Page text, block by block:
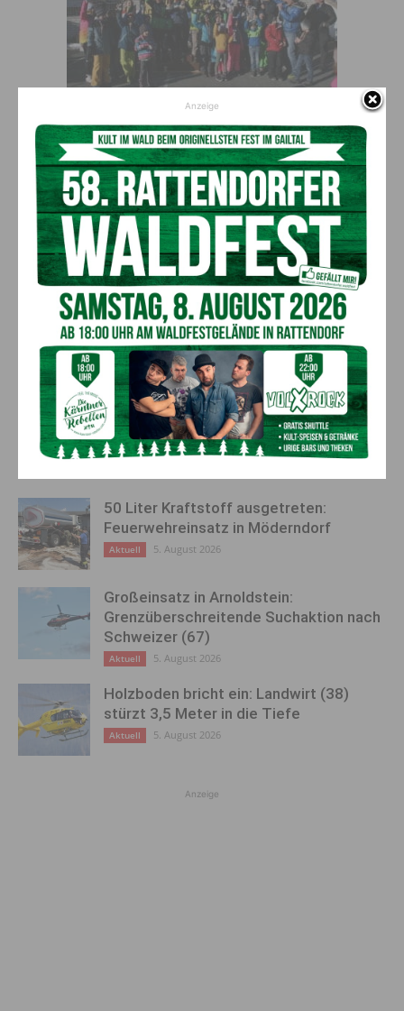
Gruppenfoto Kinder- und Schüler
Danke
Ein besonderer Dank gilt den vielen Preisspender, die für die
Podestplätze und die darauffolgende Verlosung viele Pokal-,
Sach- und Gutscheinspenden zur Verfügung gestellt haben.
Vorheriger Artikel
MELDUNGEN vom AMS
Hermagor ZUR
ARBEITSLOSIGKEIT
Nächster Artikel
Danke an den Alpenhof
Plattner am Nassfeld
AKTUELLES
50 Liter Kraftstoff ausgetreten:
Feuerwehreinsatz in Möderndorf
Aktuell 5. August 2026
Großeinsatz in Arnoldstein:
Grenzüberschreitende Suchaktion nach
Schweizer (67)
Aktuell 5. August 2026
Holzboden bricht ein: Landwirt (38)
stürzt 3,5 Meter in die Tiefe
Aktuell 5. August 2026
Anzeige
Anzeige